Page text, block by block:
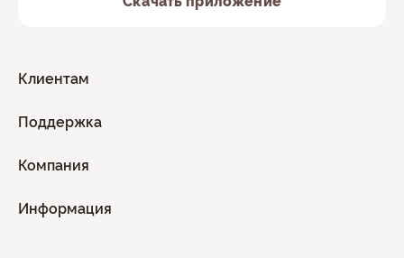
Клиентам
Поддержка
Компания
Информация